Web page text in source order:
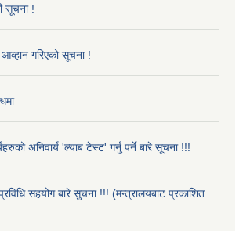
सूचना !
गरिएको सूचना !
अनिवार्य 'ल्याब टेस्ट' गर्नु पर्ने बारे सूचना !!!
सहयोग बारे सुचना !!! (मन्त्रालयबाट प्रकाशित